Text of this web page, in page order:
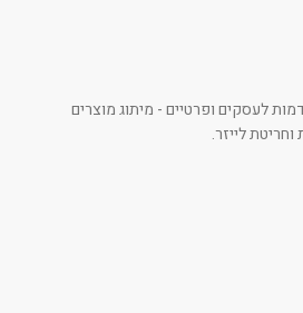
לעסקים ופרטיים - מיתוג מוצרים
לייזר.